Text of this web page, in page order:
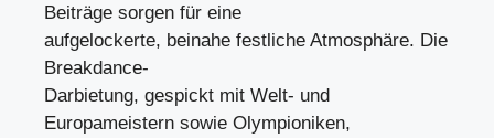
Beiträge sorgen für eine
aufgelockerte, beinahe festliche Atmosphäre. Die
Breakdance-
Darbietung, gespickt mit Welt- und
Europameistern sowie Olympioniken,